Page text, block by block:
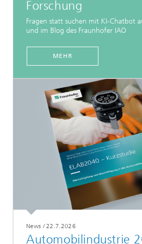
Forschung
Fragen statt suchen mit KI-Chatbot
und im Blog des Fraunhofer IAO
MEHR
News / 22.7.2026
Automobilindustrie